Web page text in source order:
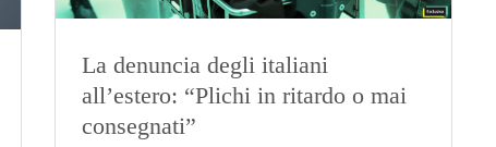
La denuncia degli italiani
all’estero: “Plichi in ritardo o mai
consegnati”